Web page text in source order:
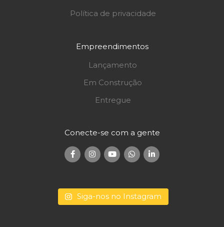
Política de privacidade
Empreendimentos
Lançamento
Em Construção
Entregue
Conecte-se com a gente
Siga-nos no Instagram